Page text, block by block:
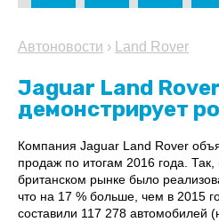
Автоновости › Land Rover
Jaguar Land Rover
демонстрирует
Компания Jaguar Land Rover
продаж по итогам 2016 года.
британском рынке было
что на 17 % больше, чем в 2015
составили 117 278 автомобилей